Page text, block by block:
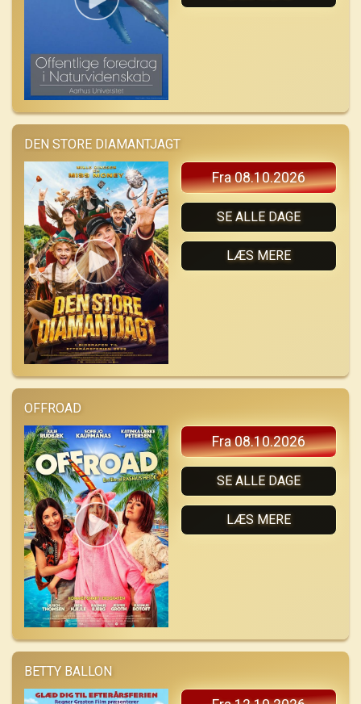
DEN STORE DIAMANTJAGT
Fra 08.10.2026
SE ALLE DAGE
LÆS MERE
OFFROAD
Fra 08.10.2026
SE ALLE DAGE
LÆS MERE
BETTY BALLON